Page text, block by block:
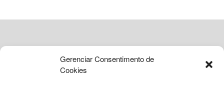
Gerenciar Consentimento de
Cookies
Para o presidente, a exploração da região vai além da
soberania nacional. O governo argumenta que a presença
ativa do Brasil na área é fundamental para evitar que
potências estrangeiras reivindiquem o território.